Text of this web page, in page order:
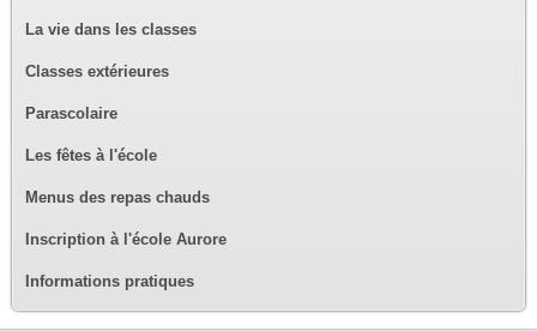
La vie dans les classes
Classes extérieures
Parascolaire
Les fêtes à l'école
Menus des repas chauds
Inscription à l'école Aurore
Informations pratiques